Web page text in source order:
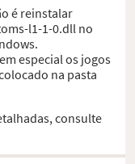
é reinstalar
l1-1-0.dll no
especial os jogos
na pasta
consulte